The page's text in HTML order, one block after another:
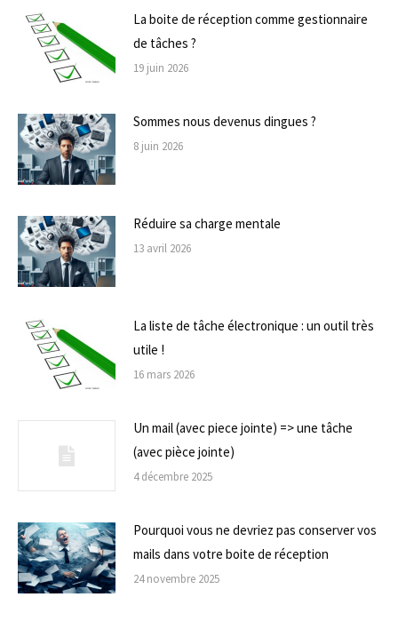
La boite de réception comme gestionnaire
de tâches ?
19 juin 2026
Sommes nous devenus dingues ?
8 juin 2026
Réduire sa charge mentale
13 avril 2026
La liste de tâche électronique : un outil très
utile !
16 mars 2026
Un mail (avec piece jointe) => une tâche
(avec pièce jointe)
4 décembre 2025
Pourquoi vous ne devriez pas conserver vos
mails dans votre boite de réception
24 novembre 2025